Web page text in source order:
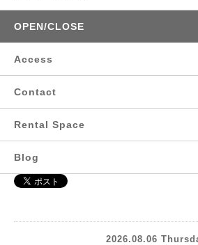
OPEN/CLOSE
Access
Contact
Rental Space
Blog
2026.08.06